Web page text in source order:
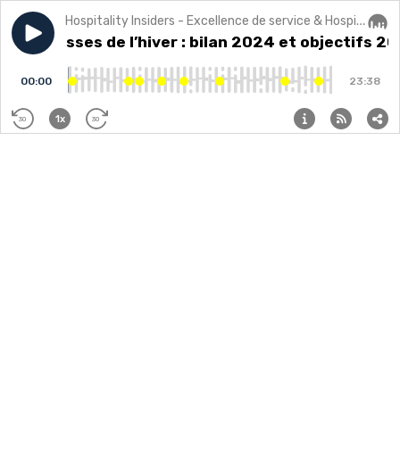
Play episode Les coulisses de l’hiver : bilan 2024 et objectifs
Hospitality Insiders - Excellence de service & Hospitalité
coulisses de l’hiver : bilan 2024 et objectifs
00:00 23:38
30 1x 30